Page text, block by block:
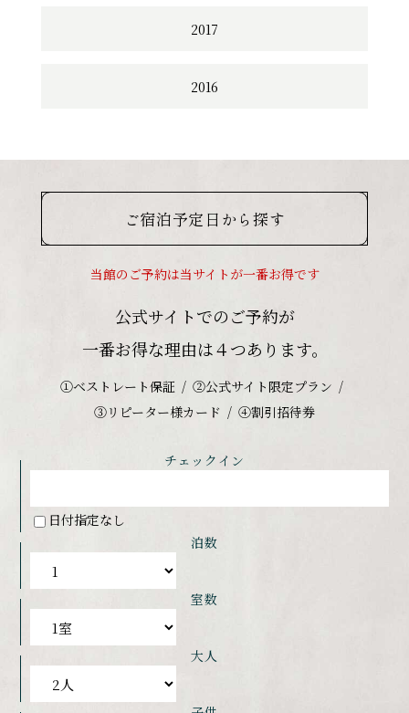
2017
2016
ご宿泊予定日から探す
当館のご予約は当サイトが一番お得です
公式サイトでのご予約が
一番お得な理由は４つあります。
①ベストレート保証
②公式サイト限定プラン
③リピーター様カード
④割引招待券
チェックイン
日付指定なし
泊数
室数
大人